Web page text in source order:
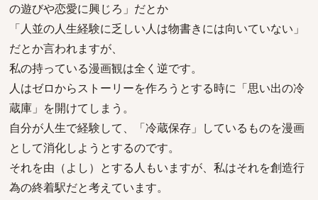
の遊びや恋愛に興じろ」だとか
「人並の人生経験に乏しい人は物書きには向いていない」
だとか言われますが、
私の持っている漫画観は全く逆です。
人はゼロからストーリーを作ろうとする時に「思い出の冷
蔵庫」を開けてしまう。
自分が人生で経験して、「冷蔵保存」しているものを漫画
として消化しようとするのです。
それを由（よし）とする人もいますが、私はそれを創造行
為の終着駅だと考えています。